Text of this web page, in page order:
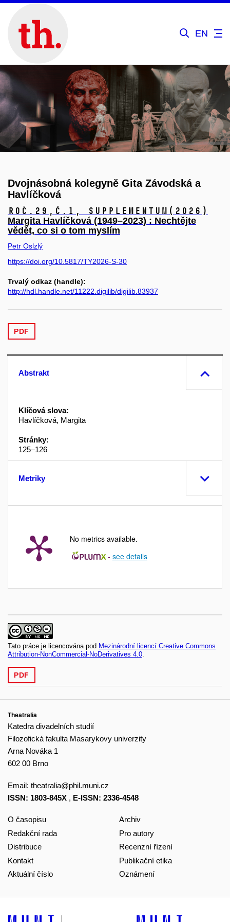
EN
Dvojnásobná kolegyně Gita Závodská a
Havlíčková
Roč.29, č.1, Supplementum (2026)
Margita Havlíčková (1949–2023) : Nechtějte
vědět, co si o tom myslím
Petr Oslzlý
https://doi.org/10.5817/TY2026-S-30
Trvalý odkaz (handle):
http://hdl.handle.net/11222.digilib/digilib.83937
PDF
Abstrakt
Klíčová slova:
Havlíčková, Margita
Stránky:
125–126
Metriky
No metrics available.
- see details
Tato práce je licencována pod Mezinárodní licencí Creative Commons
Attribution-NonCommercial-NoDerivatives 4.0
PDF
Theatralia
Katedra divadelních studií
Filozofická fakulta Masarykovy univerzity
Arna Nováka 1
602 00 Brno
Email: theatralia@phil.muni.cz
ISSN: 1803-845X , E-ISSN: 2336-4548
O časopisu
Redakční rada
Distribuce
Kontakt
Aktuální číslo
Archiv
Pro autory
Recenzní řízení
Publikační etika
Oznámení